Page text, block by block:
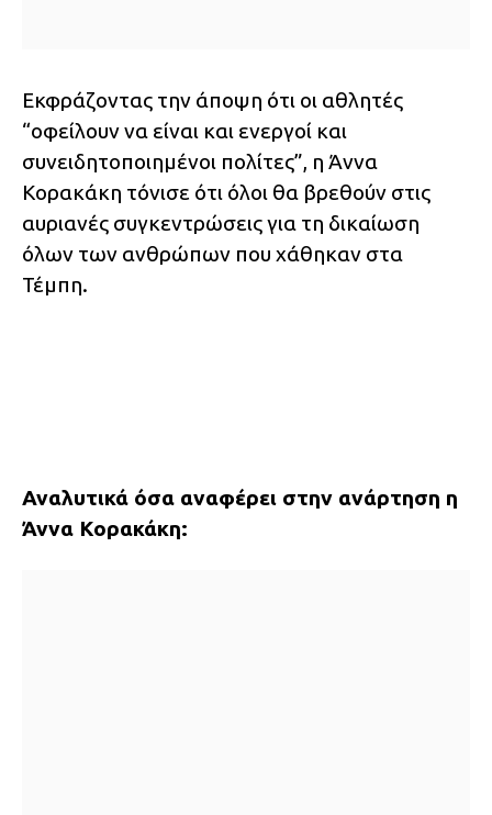
Εκφράζοντας την άποψη ότι οι αθλητές
“οφείλουν να είναι και ενεργοί και
συνειδητοποιημένοι πολίτες”, η Άννα
Κορακάκη τόνισε ότι όλοι θα βρεθούν στις
αυριανές συγκεντρώσεις για τη δικαίωση
όλων των ανθρώπων που χάθηκαν στα
Τέμπη.
Αναλυτικά όσα αναφέρει στην ανάρτηση η
Άννα Κορακάκη: